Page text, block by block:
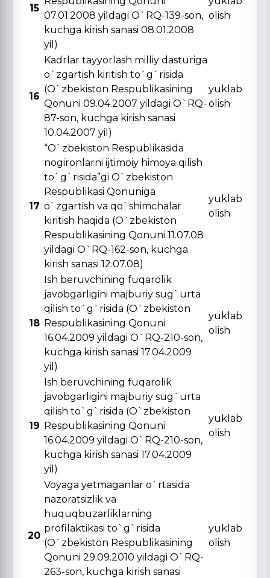
15
07.01.2008 yildagi O`RQ-139-son,
kuchga kirish sanasi 08.01.2008
yil)
olish
16
Kadrlar tayyorlash milliy dasturiga
o`zgartish kiritish to`g`risida
(O`zbekiston Respublikasining
Qonuni 09.04.2007 yildagi O`RQ-
87-son, kuchga kirish sanasi
10.04.2007 yil)
yuklab
olish
17
“O`zbekiston Respublikasida
nogironlarni ijtimoiy himoya qilish
to`g`risida”gi O`zbekiston
Respublikasi Qonuniga
o`zgartish va qo`shimchalar
kiritish haqida (O`zbekiston
Respublikasining Qonuni 11.07.08
yildagi O`RQ-162-son, kuchga
kirish sanasi 12.07.08)
yuklab
olish
18
Ish beruvchining fuqarolik
javobgarligini majburiy sug`urta
qilish to`g`risida (O`zbekiston
Respublikasining Qonuni
16.04.2009 yildagi O`RQ-210-son,
kuchga kirish sanasi 17.04.2009
yil)
yuklab
olish
19
Ish beruvchining fuqarolik
javobgarligini majburiy sug`urta
qilish to`g`risida (O`zbekiston
Respublikasining Qonuni
16.04.2009 yildagi O`RQ-210-son,
kuchga kirish sanasi 17.04.2009
yil)
yuklab
olish
20
Voyaga yetmaganlar o`rtasida
nazoratsizlik va
huquqbuzarliklarning
profilaktikasi to`g`risida
(O`zbekiston Respublikasining
Qonuni 29.09.2010 yildagi O`RQ-
263-son, kuchga kirish sanasi
yuklab
olish